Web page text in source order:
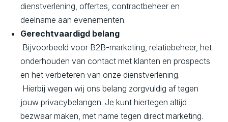
dienstverlening, offertes, contractbeheer en
deelname aan evenementen.
Gerechtvaardigd belang
Bijvoorbeeld voor B2B-marketing, relatiebeheer, het
onderhouden van contact met klanten en prospects
en het verbeteren van onze dienstverlening.
Hierbij wegen wij ons belang zorgvuldig af tegen
jouw privacybelangen. Je kunt hiertegen altijd
bezwaar maken, met name tegen direct marketing.